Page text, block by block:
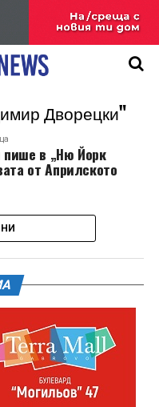
Дворецки"
в „Ню Йорк
от Априлското